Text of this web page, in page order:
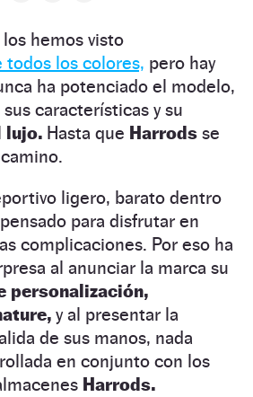
los hemos visto
los colores, pero hay
ha potenciado el modelo,
características y su
lujo. Hasta que Harrods se
ligero, barato dentro
para disfrutar en
complicaciones. Por eso ha
al anunciar la marca su
personalización,
y al presentar la
de sus manos, nada
en conjunto con los
Harrods.